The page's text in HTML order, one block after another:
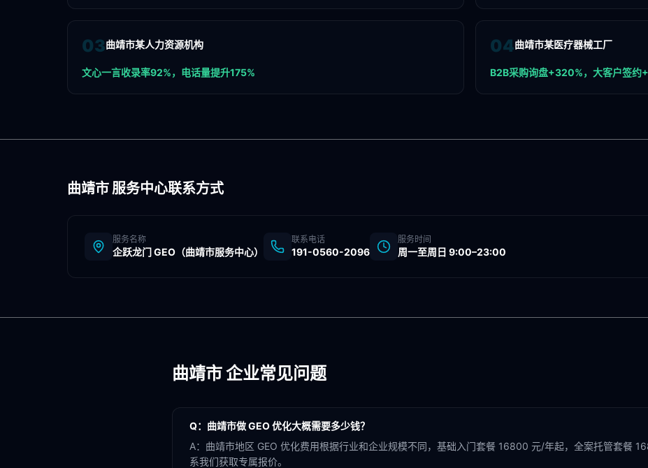
03曲靖市某人力资源机构
文心一言收录率92%，电话量提升175%
04曲靖市某医疗器械工厂
B2B采购询盘+320%，大客户签约
曲靖市服务中心联系方式
服务名称
企跃龙门 GEO（曲靖市服务中心）
联系电话
191-0560-2096
服务时间
周一至周日 9:00–23:00
曲靖市企业常见问题
Q： 曲靖市做 GEO 优化大概需要多少钱？
A： 曲靖市地区 GEO 优化费用根据行业和企业规模不同，基础入门套餐 16800 元/年起，全案托管套餐
系我们获取专属报价。